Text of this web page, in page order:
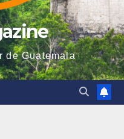
de Guatemala